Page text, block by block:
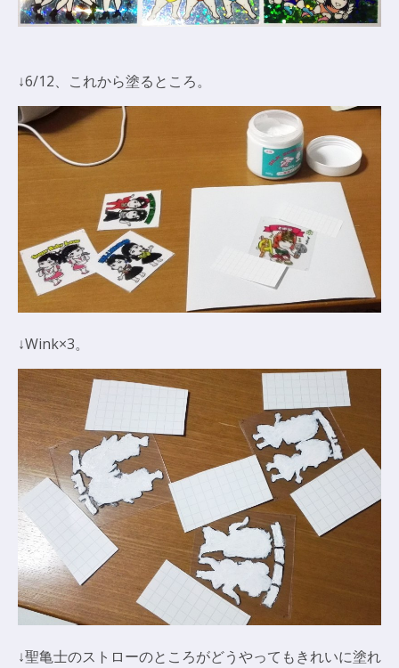
↓6/12、これから塗るところ。
↓Wink×3。
↓聖亀士のストローのところがどうやってもきれいに塗れ